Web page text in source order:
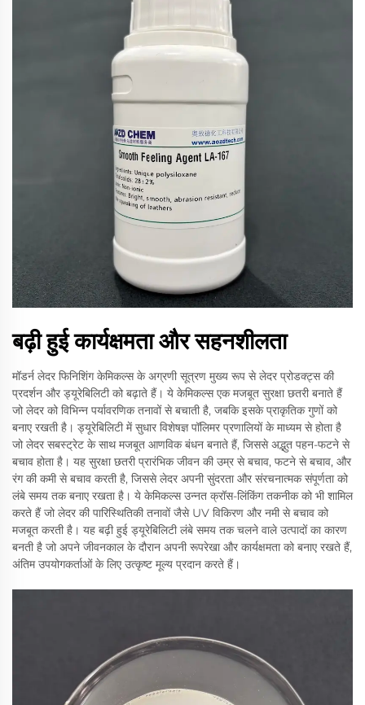
बढ़ी हुई कार्यक्षमता और सहनशीलता
मॉडर्न लेदर फिनिशिंग केमिकल्स के अग्रणी सूत्रण मुख्य रूप से लेदर प्रोडक्ट्स की
प्रदर्शन और ड्यूरेबिलिटी को बढ़ाते हैं। ये केमिकल्स एक मजबूत सुरक्षा छतरी बनाते हैं
जो लेदर को विभिन्न पर्यावरणिक तनावों से बचाती है, जबकि इसके प्राकृतिक गुणों को
बनाए रखती है। ड्यूरेबिलिटी में सुधार विशेषज्ञ पॉलिमर प्रणालियों के माध्यम से होता है
जो लेदर सबस्ट्रेट के साथ मजबूत आणविक बंधन बनाते हैं, जिससे अद्भुत पहन-फटने से
बचाव होता है। यह सुरक्षा छतरी प्रारंभिक जीवन की उम्र से बचाव, फटने से बचाव, और
रंग की कमी से बचाव करती है, जिससे लेदर अपनी सुंदरता और संरचनात्मक संपूर्णता को
लंबे समय तक बनाए रखता है। ये केमिकल्स उन्नत क्रॉस-लिंकिंग तकनीक को भी शामिल
करते हैं जो लेदर की पारिस्थितिकी तनावों जैसे UV विकिरण और नमी से बचाव को
मजबूत करती है। यह बढ़ी हुई ड्यूरेबिलिटी लंबे समय तक चलने वाले उत्पादों का कारण
बनती है जो अपने जीवनकाल के दौरान अपनी रूपरेखा और कार्यक्षमता को बनाए रखते हैं,
अंतिम उपयोगकर्ताओं के लिए उत्कृष्ट मूल्य प्रदान करते हैं।